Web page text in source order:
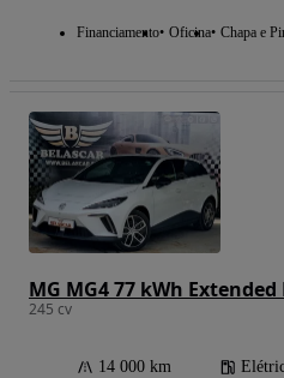
Financiamento Oficina Chapa e
MG MG4 77 kWh
245 cv
14 000 km